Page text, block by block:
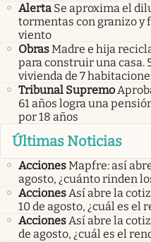
Alerta Se aproxima el
tormentas con granizo y
viento
ObrasMadre e hija
para construir una casa.
vivienda de 7
Tribunal Supremo
61 años logra una
por 18 años
Últimas Noticias
AccionesMapfre: así
agosto, ¿cuánto rinden
AccionesAsí abre la
10 de agosto, ¿cuál es el
AccionesAsí abre la
de agosto, ¿cuál es el